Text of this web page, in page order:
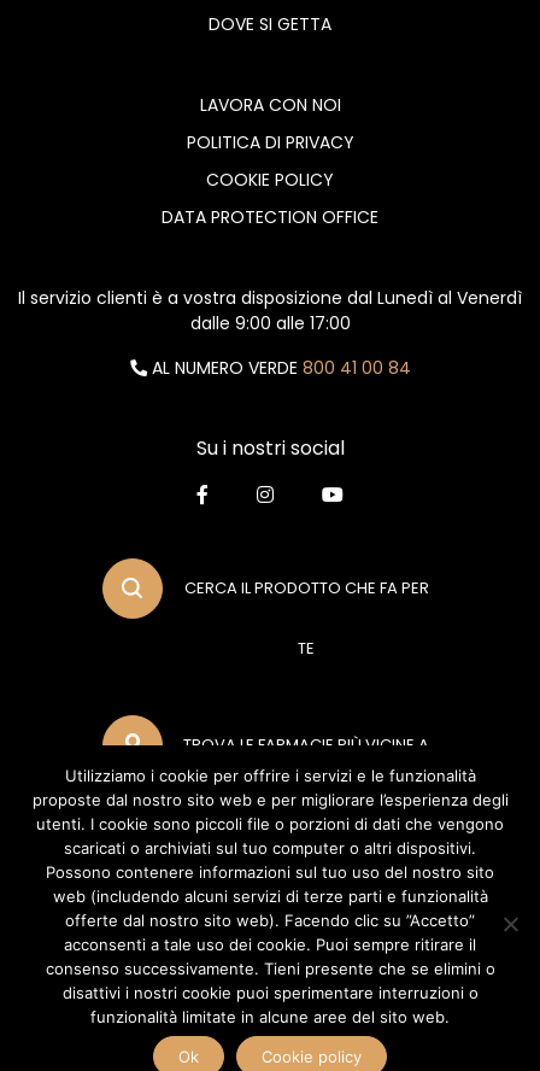
DOVE SI GETTA
LAVORA CON NOI
POLITICA DI PRIVACY
COOKIE POLICY
DATA PROTECTION OFFICE
Il servizio clienti è a vostra disposizione dal Lunedì al Venerdì
dalle 9:00 alle 17:00
AL NUMERO VERDE 800 41 00 84
Su i nostri social
CERCA IL PRODOTTO CHE FA PER
TE
TROVA LE FARMACIE PIÙ VICINE A
TE
METODI DI PAGAMENTO
POLIFARMA BENESSERE S.R.L (Socio Unico Polifarma S.P.A) Via del Poggio
Laurentino, 2 - 00144 - Roma (RM) - P.IVA 04888070960 Copyright ©
2026 Polifarma Benessere, Tutti I Diritti Riservati.
Utilizziamo i cookie per offrire i servizi e le funzionalità
proposte dal nostro sito web e per migliorare l’esperienza degli
utenti. I cookie sono piccoli file o porzioni di dati che vengono
scaricati o archiviati sul tuo computer o altri dispositivi.
Possono contenere informazioni sul tuo uso del nostro sito
web (includendo alcuni servizi di terze parti e funzionalità
offerte dal nostro sito web). Facendo clic su ”Accetto”
acconsenti a tale uso dei cookie. Puoi sempre ritirare il
consenso successivamente. Tieni presente che se elimini o
disattivi i nostri cookie puoi sperimentare interruzioni o
funzionalità limitate in alcune aree del sito web.
Ok Cookie policy